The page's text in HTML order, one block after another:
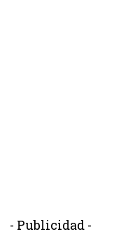
- Publicidad -